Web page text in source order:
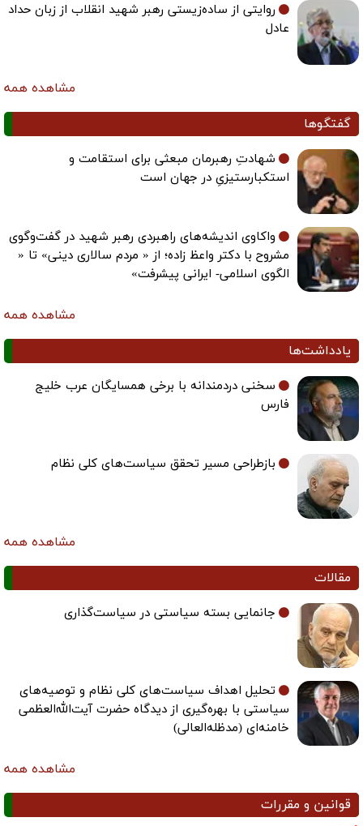
روایتی از ساده‌زیستی رهبر شهید انقلاب از زبان حداد
عادل
مشاهده همه
گفتگوها
شهادتِ رهبرمان مبعثی برای استقامت و
استکبارستیزیِ در جهان است
واکاوی اندیشه‌های راهبردی رهبر شهید در گفت‌وگوی
مشروح با دکتر واعظ زاده؛ از « مردم سالاری دینی» تا «
الگوی اسلامی- ایرانی پیشرفت»
مشاهده همه
یادداشت‌ها
سخنی دردمندانه با برخی همسایگان عرب خلیج
فارس
بازطراحی مسیر تحقق سیاست‌های کلی نظام
مشاهده همه
مقالات
جانمایی بسته سیاستی در سیاست‌گذاری
تحلیل اهداف سیاست‌های کلی نظام و توصیه‌های
سیاستی با بهره‌گیری از دیدگاه حضرت آیت‌الله‌العظمی
خامنه‌ای (مدظله‌العالی)
مشاهده همه
قوانین و مقررات